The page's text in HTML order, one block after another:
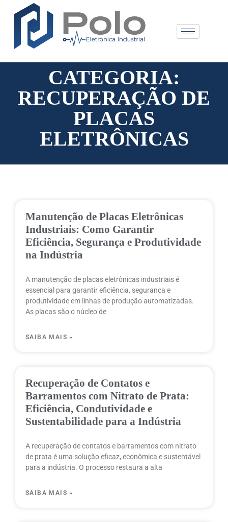
CATEGORIA:
RECUPERAÇÃO DE
PLACAS
ELETRÔNICAS
Manutenção de Placas Eletrônicas
Industriais: Como Garantir
Eficiência, Segurança e Produtividade
na Indústria
A manutenção de placas eletrônicas industriais é
essencial para garantir eficiência, segurança e
produtividade em linhas de produção automatizadas.
As placas são o núcleo de
SAIBA MAIS »
Recuperação de Contatos e
Barramentos com Nitrato de Prata:
Eficiência, Condutividade e
Sustentabilidade para a Indústria
A recuperação de contatos e barramentos com nitrato
de prata é uma solução eficaz, econômica e sustentável
para a indústria. O processo restaura a alta
SAIBA MAIS »